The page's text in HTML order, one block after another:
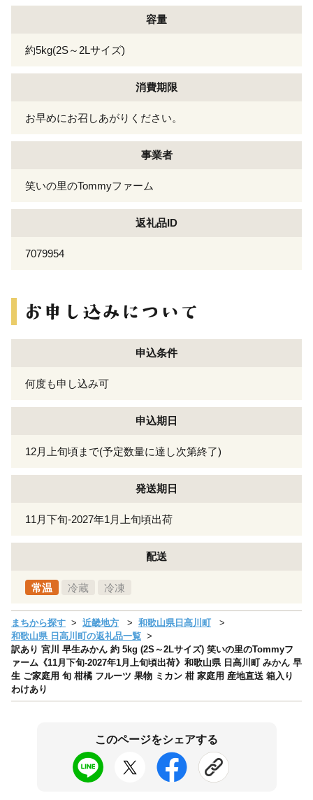
容量
約5kg(2S～2Lサイズ)
消費期限
お早めにお召しあがりください。
事業者
笑いの里のTommyファーム
返礼品ID
7079954
申込条件
何度も申し込み可
申込期日
12月上旬頃まで(予定数量に達し次第終了)
発送期日
11月下旬-2027年1月上旬頃出荷
配送
常温 冷蔵 冷凍
まちから探す 近畿地方
和歌山県日高川町
和歌山県 日高川町の返礼品一覧
訳あり 宮川 早生みかん 約 5kg (2S～2Lサイズ) 笑いの里のTommyフ
ァーム《11月下旬-2027年1月上旬頃出荷》和歌山県 日高川町 みかん 早
生 ご家庭用 旬 柑橘 フルーツ 果物 ミカン 柑 家庭用 産地直送 箱入り
わけあり
このページをシェアする